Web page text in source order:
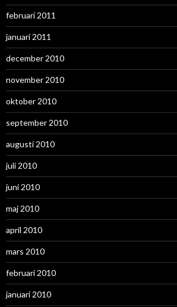
februari 2011
januari 2011
december 2010
november 2010
oktober 2010
september 2010
augusti 2010
juli 2010
juni 2010
maj 2010
april 2010
mars 2010
februari 2010
januari 2010